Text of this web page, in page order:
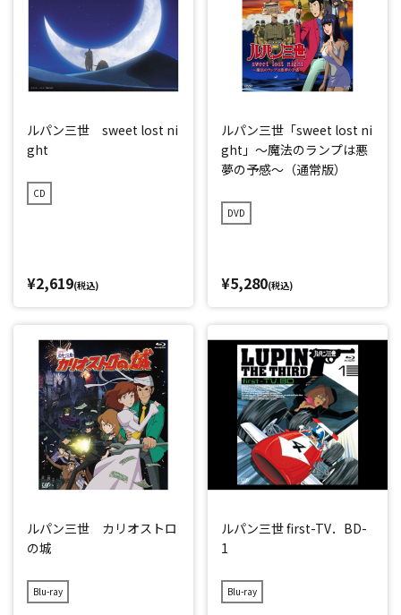
ルパン三世 sweet lost ni
ght
CD
¥2,619(税込)
ルパン三世「sweet lost ni
ght」～魔法のランプは悪
夢の予感～（通常版）
DVD
¥5,280(税込)
ルパン三世 カリオストロ
の城
Blu-ray
ルパン三世 first-TV．BD-
1
Blu-ray